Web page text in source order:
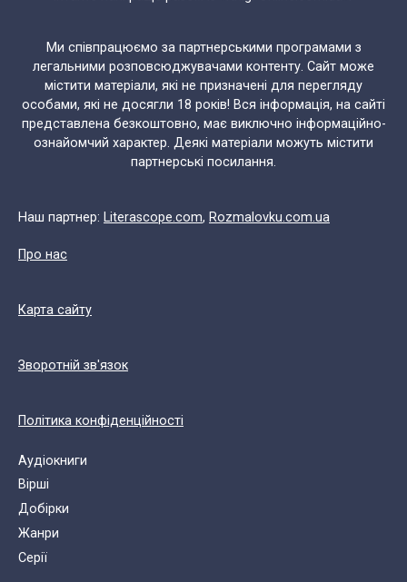
Ми співпрацюємо за партнерськими програмами з
легальними розповсюджувачами контенту. Сайт може
містити матеріали, які не призначені для перегляду
особами, які не досягли 18 років! Вся інформація, на сайті
представлена безкоштовно, має виключно інформаційно-
ознайомчий характер. Деякі матеріали можуть містити
партнерські посилання.
Наш партнер: Literascope.com, Rozmalovku.com.ua
Про нас
Карта сайту
Зворотній зв'язок
Політика конфіденційності
Аудіокниги
Вірші
Добірки
Жанри
Cерії